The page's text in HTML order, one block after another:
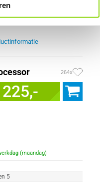
264x
225,-
(maandag)
5